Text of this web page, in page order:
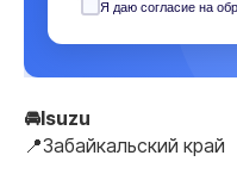
Я даю согласие на
🚘Isuzu
📍Забайкальский край